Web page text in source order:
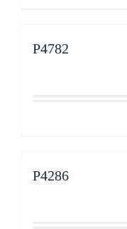
P4782
P4286